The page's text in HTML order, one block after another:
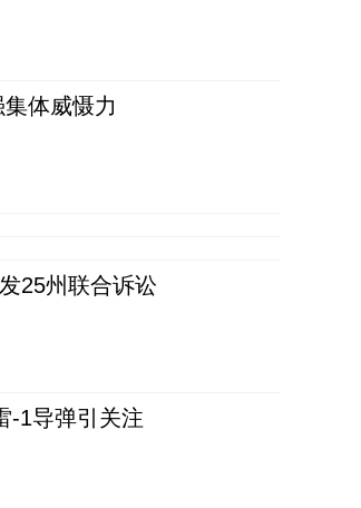
体威慑力
25州联合诉讼
-1导弹引关注